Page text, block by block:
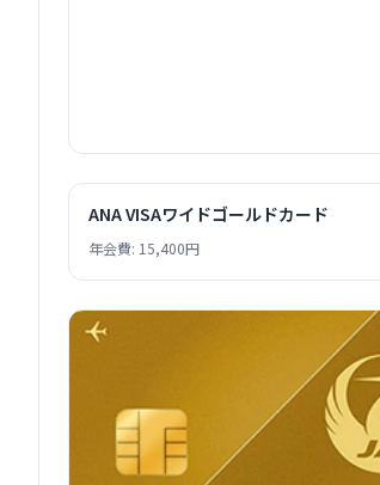
ANA VISAワイドゴールドカード
年会費: 15,400円